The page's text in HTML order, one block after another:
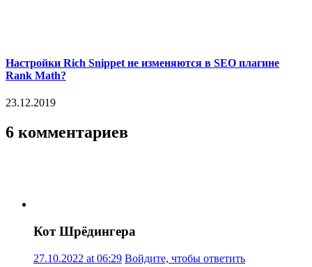
Настройки Rich Snippet не изменяются в SEO плагине
Rank Math?
23.12.2019
6 комментариев
Кот Шрёдингера
27.10.2022 at 06:29 Войдите, чтобы ответить